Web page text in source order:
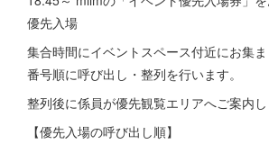
優先入場
集合時間にイベントスペース付近にお集
番号順に呼び出し・整列を行います。
整列後に係員が優先観覧エリアへご案内し
【優先入場の呼び出し順】